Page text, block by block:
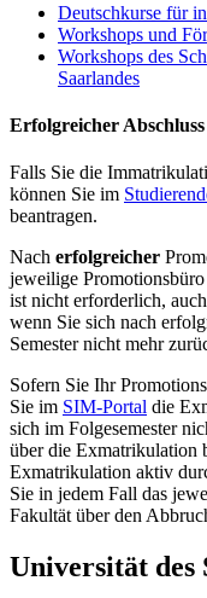
Deutschkurse für
Workshops und
Workshops des
Saarlandes
Erfolgreicher
Falls Sie die
können Sie im
beantragen.
Nach erfolgreicher
jeweilige
ist nicht erforderlich,
wenn Sie sich nach
Semester nicht mehr
Sofern Sie Ihr
Sie im SIM-Portal die
sich im Folgesemester
über die Exmatrikulation
Exmatrikulation aktiv
Sie in jedem Fall das
Fakultät über den
Universität des